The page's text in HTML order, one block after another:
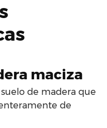
maciza
de madera que
de